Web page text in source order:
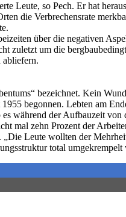
Leute, so Pech. Er hat
die Verbrechensrate
über die negativen
zuletzt um die
abliefern.
bezeichnet. Kein
begonnen. Lebten am
während der Aufbauzeit
mal zehn Prozent der
Leute wollten der
total umgekrempelt